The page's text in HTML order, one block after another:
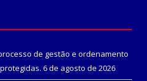
de gestão e ordenamento
6 de agosto de 2026